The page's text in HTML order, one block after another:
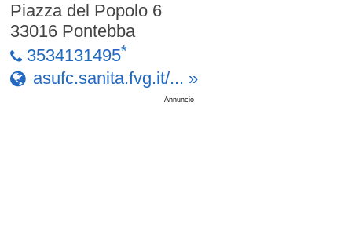
Piazza del Popolo 6
33016 Pontebba
3534131495*
asufc.sanita.fvg.it/... »
Annuncio